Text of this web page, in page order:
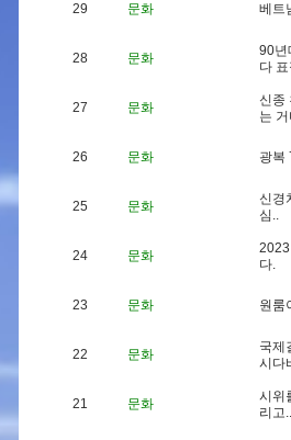
29 문화 베 트
28 문화 90년
다 표
27 문화 신종
는 거
26 문화 광복
25 문화 신경
심 ..
24 문화 2023
다.
23 문화 원 룸
22 문화 국제
시 다
21 문화 시 위
리 고..